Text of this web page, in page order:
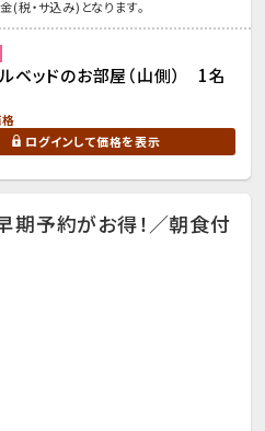
・サ込み)となります。
ベッドのお部屋（山側） 1名
ログインして価格を表示
期予約がお得！／朝食付